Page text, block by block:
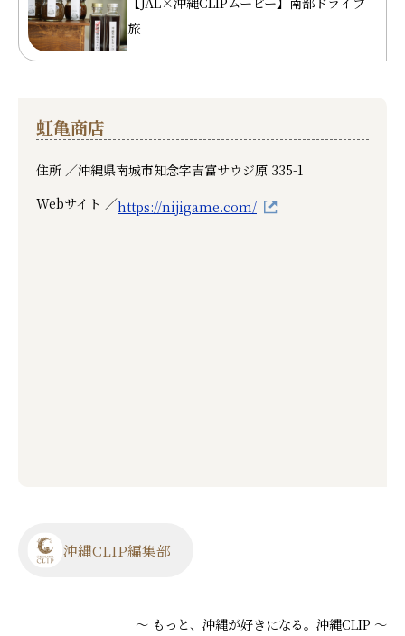
旅
虹亀商店
住所 ／沖縄県南城市知念字吉富サウジ原 335-1
Webサイト ／https://nijigame.com/
沖縄CLIP編集部
～ もっと、沖縄が好きになる。沖縄CLIP ～